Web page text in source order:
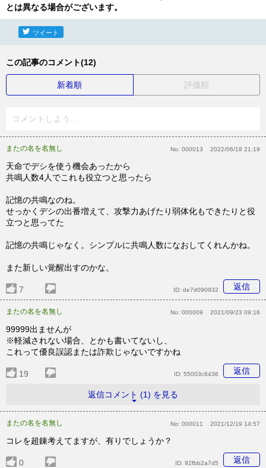
とは異なる場合がございます。
ツイート
この記事のコメント(12)
新着順 評価順
コメントしよう...
またの名を名無し No: 000013 2022/06/18 21:19
天命でデシを使う機会あったから
共鳴人数4人でこれも役立つと思ったら
記憶の共鳴なのね。
せっかくデシの出番増えて、攻撃力あげたり弱体化もできたりと役
立つと思ってた
記憶の共鳴じゃなく。シンプルに共鳴人数になおしてくれんかね。
また新しい覚醒出すのかな。
7 返信
ID: de7d090932
またの名を名無し No: 000009 2021/09/23 09:16
99999出ませんが
※軽減されない場合、とかも書いてないし、
これって優良誤認または詐欺じゃないですかね
19 返信
ID: 55003c6436
返信コメント (1) を見る
またの名を名無し No: 000011 2021/12/19 14:57
コレを超錬考えてますが、有りでしょうか？
0 返信
ID: 92fbb2a7d5